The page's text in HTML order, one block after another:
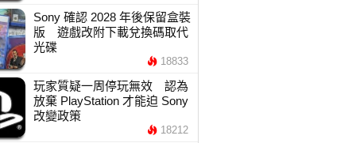
Sony 確認 2028 年後保留盒裝
版 遊戲改附下載兌換碼取代
光碟
18833
玩家質疑一周停玩無效 認為
放棄 PlayStation 才能迫 Sony
改變政策
18212